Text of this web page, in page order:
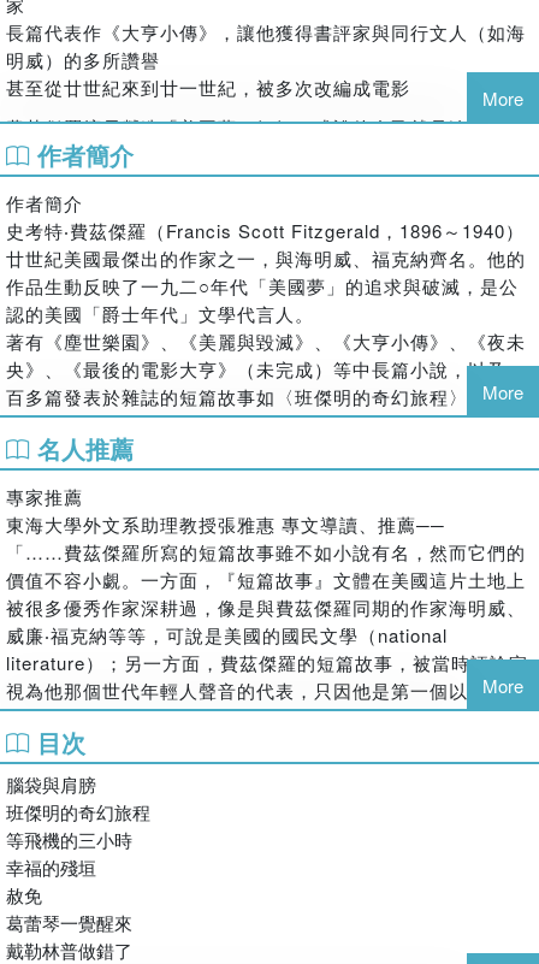
長篇代表作《大亨小傳》，讓他獲得書評家與同行文人（如海
明威）的多所讚譽
甚至從廿世紀來到廿一世紀，被多次改編成電影
費茲傑羅擅長營造「美國夢」氣氛，或說他自己就是追尋美國
夢的一份子
這回獻上他的短篇故事，步調與氣氛是入世的、現實的
有華麗的生活痕跡，也有掙扎度日的人間辛苦
最有意思的是，作家自己一邊掙扎的寫作，也不忘要一邊自我
解嘲
可以說，他的短篇作品帶給我們一時半刻的忘憂、昇華，而且
會心一笑
〈班傑明的奇幻旅程〉，這絕對是個倒吃甘蔗享受人間美好的
純愛故事，二○○八年被好萊塢拍成電影，由帥氣男演員布萊
德‧彼特、優秀女演員凱特‧布蘭琪主演。無論男主角是一開始
的小老頭或最終的小嬰兒，故事都在告訴我們──人生最精彩
的莫過於「中段青壯年華」，好好享受它、感受它、把握它，
否則你的人生將顯得蒼白
〈等飛機的三小時〉，一名事業有成的輕熟男，偶然回到老家
這邊等待轉機，他決定找尋青春年少時期愛慕的女孩……成了
人妻的女孩接了電話，熱情大方的邀他到家裡坐坐，他該去
嗎？昔日美好的印象會幻滅嗎？
〈腦袋與肩膀〉，他是個傻乎乎的呆頭鵝天才，她則是被派去
勾引他的美女歌舞劇演員，沒想到竟弄假成真迸出火花，但緊
隨而來的現實家庭生活，逐漸壓得兩人喘不過氣來，這對小夫
妻想出了一個好辦法……
〈赦免〉，一名內心不怎麼安寧的神父，一個對信仰對權威開
始感到反抗懷疑的青春期男孩，他們之間的拉扯對談，與其說
是懺悔與救贖的關係，不如說是生而為人必經的各階段惶惑與
不安。你我他，都可能與神父有類似的懊惱，也與男孩擁有同
樣說不清道不明的煩惱。
真想不到，費茲傑羅的短篇故事竟如此黑色幽默！
More
作者簡介
作者簡介
史考特‧費茲傑羅（Francis Scott Fitzgerald，1896～1940）
廿世紀美國最傑出的作家之一，與海明威、福克納齊名。他的
作品生動反映了一九二○年代「美國夢」的追求與破滅，是公
認的美國「爵士年代」文學代言人。
著有《塵世樂園》、《美麗與毀滅》、《大亨小傳》、《夜未
央》、《最後的電影大亨》（未完成）等中長篇小說，以及一
百多篇發表於雜誌的短篇故事如〈班傑明的奇幻旅程〉。
其中，《大亨小傳》，永遠高居歐美各經典閱讀排行榜前十
名，也是美國學生必讀的文學作品。而本短篇小說選集，步調
苦，可一窺費茲傑羅為了生計卯足勁寫作的同時，亦不忘幽默
自嘲的生命情調；可以說，他精彩的短篇作品帶給我們一時半
刻的忘憂、昇華，且會心一笑，甚至深思。
譯者簡介
林捷逸
一九六五年生，東吳大學哲學系畢業，熱愛閱讀的射手座。譯
有《間諜》、《白牙》、《野性的呼喚》、《夜未央》、《老
人與海＋尼克‧亞當斯故事集》等書。
More
名人推薦
專家推薦
東海大學外文系助理教授張雅惠 專文導讀、推薦──
「……費茲傑羅所寫的短篇故事雖不如小說有名，然而它們的
價值不容小覷。一方面，『短篇故事』文體在美國這片土地上
被很多優秀作家深耕過，像是與費茲傑羅同期的作家海明威、
威廉‧福克納等等，可說是美國的國民文學（national
literature）；另一方面，費茲傑羅的短篇故事，被當時評論家
視為他那個世代年輕人聲音的代表，只因他是第一個以『爵士
時代』（The Jazz Age）來形容美國戰後文化的人。」
「……美國著名短篇故事作家與文學評論家愛倫坡（Edgar
Allen Poe）曾主張──『一篇好的短篇故事，必須短到讀者可
以一口氣讀完；並且，故事裡的每個元素需聯結貫穿，形成一
個整體，以達到作者預設的效果。』就欣賞收錄在好讀出版這
本集子裡的十一篇故事經驗來講，我個人覺得，費茲傑羅的短
篇故事符合愛倫坡所提出的論點。」
More
目次
腦袋與肩膀
班傑明的奇幻旅程
等飛機的三小時
幸福的殘垣
赦免
葛蕾琴一覺醒來
戴勒林普做錯了